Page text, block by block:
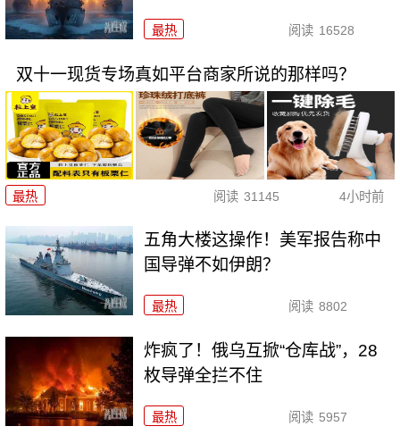
最热 阅读 16528
双十一现货专场真如平台商家所说的那样吗？
最热 阅读 31145 4小时前
五角大楼这操作！美军报告称中
国导弹不如伊朗？
最热 阅读 8802
炸疯了！俄乌互掀“仓库战”，28
枚导弹全拦不住
最热 阅读 5957